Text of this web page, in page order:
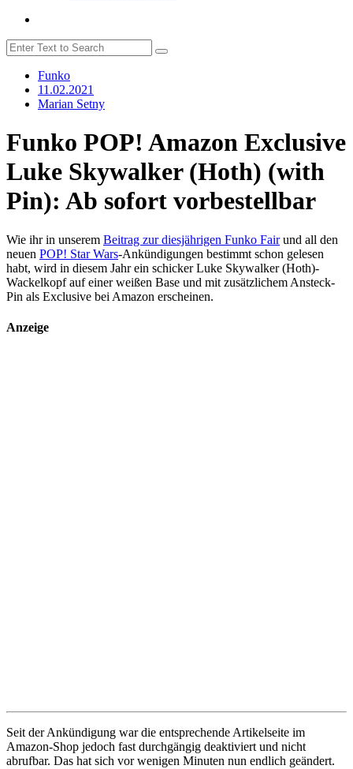
Funko
11.02.2021
Marian Setny
Funko POP! Amazon Exclusive
Luke Skywalker (Hoth) (with
Pin): Ab sofort vorbestellbar
Wie ihr in unserem Beitrag zur diesjährigen Funko Fairund all den
neuen POP! Star Wars-Ankündigungen bestimmt schon gelesen
habt, wird in diesem Jahr ein schicker Luke Skywalker (Hoth)-
Wackelkopf auf einer weißen Base und mit zusätzlichem Ansteck-
Pin als Exclusive bei Amazon erscheinen.
Anzeige
Seit der Ankündigung war die entsprechende Artikelseite im
Amazon-Shop jedoch fast durchgängig deaktiviert und nicht
abrufbar. Das hat sich vor wenigen Minuten nun endlich geändert.